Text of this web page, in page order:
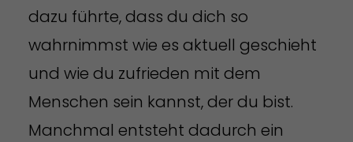
dazu führte, dass du dich so
wahrnimmst wie es aktuell geschieht
und wie du zufrieden mit dem
Menschen sein kannst, der du bist.
Manchmal entsteht dadurch ein